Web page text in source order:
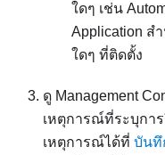
ใดๆ เช่น
Application ส
ใดๆ ที่ติดตั้ง
ดู Management
เหตุการณ์ที่ระบุกา
เหตุการณ์ได้ที่ บันทึ